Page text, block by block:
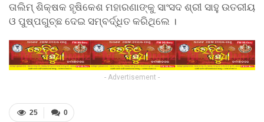
ତାଲିମ୍ ଶିକ୍ଷକ ହୃଷିକେଶ ମହାରଣାଙ୍କୁ ସାଂସଦ ଶ୍ରୀ ସାହୁ ଉତରୀୟ
ଓ ପୁଷ୍ପଗୁଚ୍ଛ ଦେଇ ସମ୍ବର୍ଦ୍ଧିତ କରିଥିଲେ ।
- Advertisement -
0
25